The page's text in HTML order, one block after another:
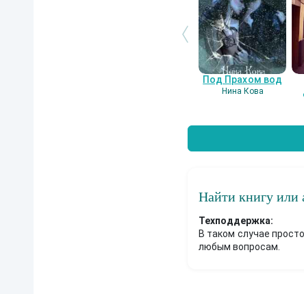
Под Прахом вод
Нина Кова
Найти книгу или
Техподдержка:
В таком случае
любым вопросам.